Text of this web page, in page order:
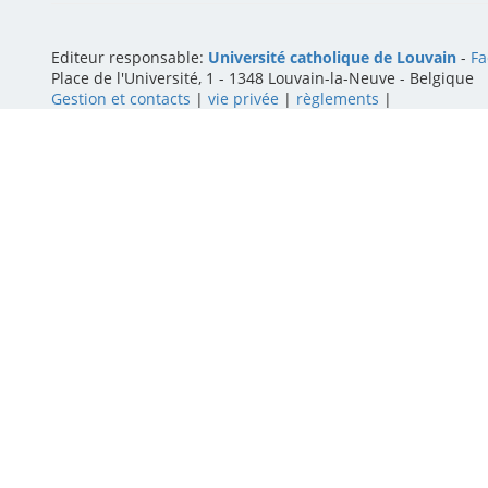
Editeur responsable: Université catholique de Louvain -
Place de l'Université, 1 - 1348 Louvain-la-Neuve - Belgique
Gestion et contacts | vie privée | règlements |